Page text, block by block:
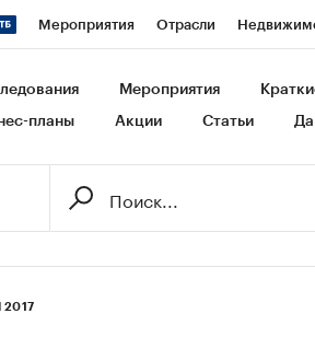
Мероприятия Отрасли
Франшизы Газета
Мероприятия
планы Акции Статьи